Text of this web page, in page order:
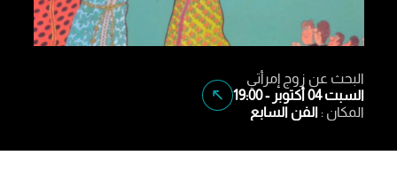
البحث عن زوج إمرأتي
السبت 04 أكتوبر - 19:00
المكان : الفن السابع